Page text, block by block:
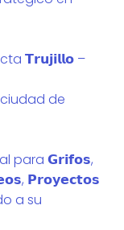
𝗧𝗿𝘂𝗷𝗶𝗹𝗹𝗼 –
ciudad de
para 𝗚𝗿𝗶𝗳𝗼𝘀,
𝗣𝗿𝗼𝘆𝗲𝗰𝘁𝗼𝘀
a su